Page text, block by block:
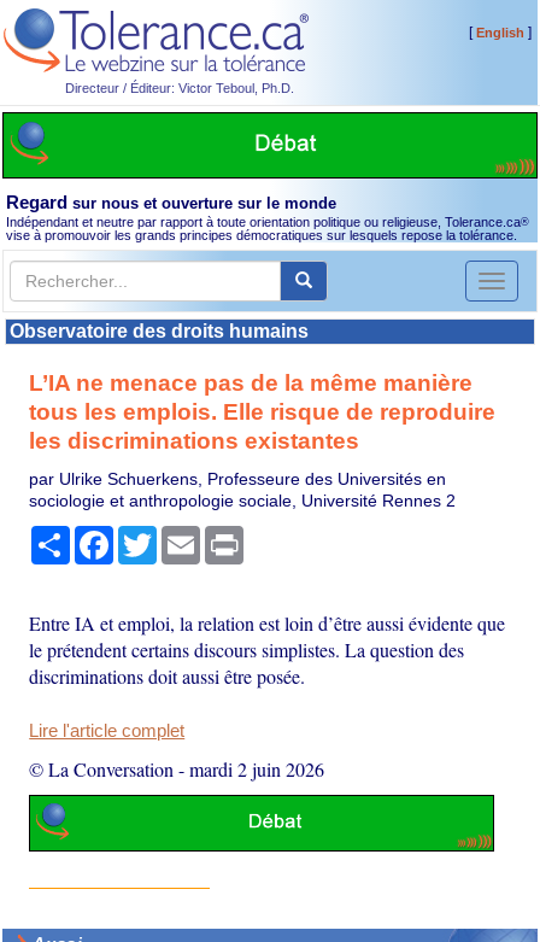
Directeur / Éditeur: Victor Teboul, Ph.D.
[English ]
Regard sur nous et ouverture sur le monde
Indépendant et neutre par rapport à toute orientation politique ou religieuse, Tolerance.ca®
vise à promouvoir les grands principes démocratiques sur lesquels repose la tolérance.
Toggle
Observatoire des droits humains
L’IA ne menace pas de la même manière
tous les emplois. Elle risque de reproduire
les discriminations existantes
par Ulrike Schuerkens, Professeure des Universités en
sociologie et anthropologie sociale, Université Rennes 2
PartagerFacebook
TwitterEmail
Entre IA et emploi, la relation est loin d’être aussi évidente que
le prétendent certains discours simplistes. La question des
discriminations doit aussi être posée.
Lire l'article complet
© La Conversation -mardi 2 juin 2026